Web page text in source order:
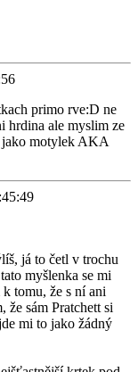
primo rve:D ne
hrdina ale myslim ze
jako motylek AKA
já to četl v trochu
myšlenka se mi
tomu, že s ní ani
že sám Pratchett si
mi to jako žádný